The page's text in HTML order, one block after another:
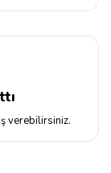
verebilirsiniz.